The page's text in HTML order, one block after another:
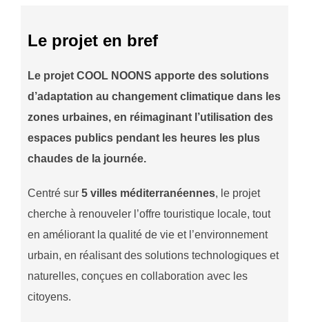
Le projet en bref
Le projet COOL NOONS apporte des solutions
d’adaptation au changement climatique dans les
zones urbaines, en réimaginant l’utilisation des
espaces publics pendant les heures les plus
chaudes de la journée.
Centré sur 5 villes méditerranéennes, le projet
cherche à renouveler l’offre touristique locale, tout
en améliorant la qualité de vie et l’environnement
urbain, en réalisant des solutions technologiques et
naturelles, conçues en collaboration avec les
citoyens.